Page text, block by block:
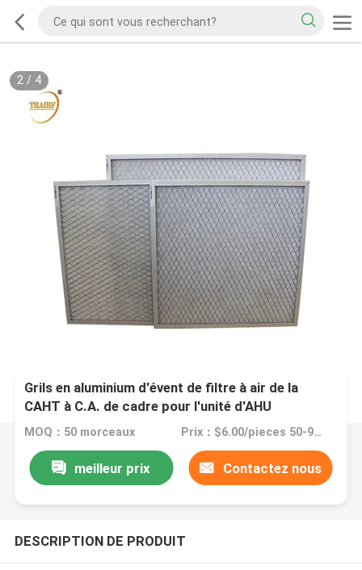
2/ 4
Grils en aluminium d'évent de filtre à air de la
CAHT à C.A. de cadre pour l'unité d'AHU
MOQ：50 morceaux Prix：$6.00/pieces 50-99 pieces
meilleur prix Contactez nous
DESCRIPTION DE PRODUIT